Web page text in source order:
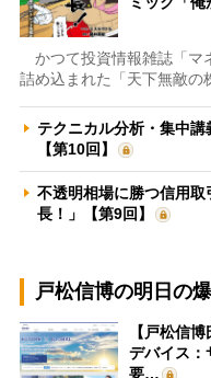
かつて投資情報雑誌「マ
詰め込まれた「天下無敵の
テクニカル分析・集中
【第10回】
不透明相場に勝つ信用
長！」【第9回】
戸松信博の明日の
【戸松信
デバイス：
要…